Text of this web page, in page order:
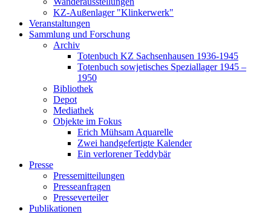
KZ-Außenlager "Klinkerwerk"
Veranstaltungen
Sammlung und Forschung
Archiv
Totenbuch KZ Sachsenhausen 1936-1945
Totenbuch sowjetisches Speziallager 1945 –
1950
Bibliothek
Depot
Mediathek
Objekte im Fokus
Erich Mühsam Aquarelle
Zwei handgefertigte Kalender
Ein verlorener Teddybär
Presse
Pressemitteilungen
Presseanfragen
Presseverteiler
Publikationen